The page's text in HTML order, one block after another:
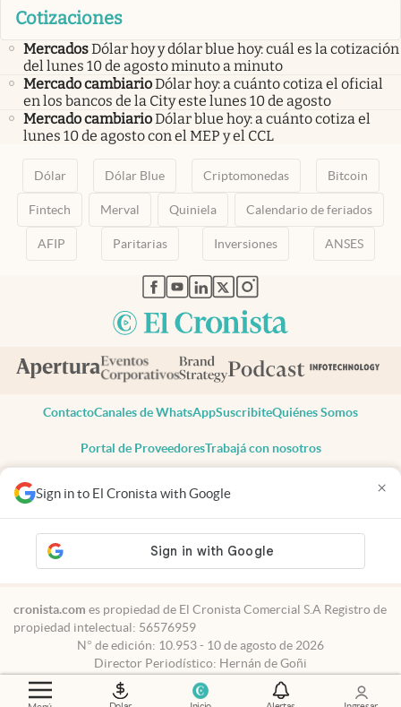
Sign in to El Cronista with Google ×
Cotizaciones
MercadosDólar hoy y dólar blue hoy: cuál es la cotización
del lunes 10 de agosto minuto a minuto
Mercado cambiarioDólar hoy: a cuánto cotiza el oficial
en los bancos de la City este lunes 10 de agosto
Mercado cambiarioDólar blue hoy: a cuánto cotiza el
lunes 10 de agosto con el MEP y el CCL
Dólar Dólar Blue Criptomonedas Bitcoin
Fintech Merval Quiniela Calendario de feriados
AFIP Paritarias Inversiones ANSES
abre en nueva pestaña
abre en nueva pestaña
abre en nueva pestaña
abre en nueva pestaña
abre en nueva pestaña
ContactoCanales de WhatsAppSuscribiteQuiénes Somos
Portal de ProveedoresTrabajá con nosotros
Todos los derechos reservados
Privacidad
Consentimiento
Tel:+54 11 7078-3270
cronista.com es propiedad de El Cronista Comercial S.A Registro de
propiedad intelectual: 56576959
N° de edición: 10.953 - 10 de agosto de 2026
Director Periodístico: Hernán de Goñi